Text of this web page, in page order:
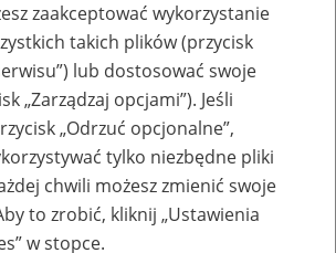
lub
zakładów pracy
zaakceptować wykorzystanie
takich plików (przycisk
lub dostosować swoje
„Zarządzaj opcjami”). Jeśli
„Odrzuć opcjonalne”,
tylko niezbędne pliki
chwili możesz zmienić swoje
to zrobić, kliknij „Ustawienia
w stopce.